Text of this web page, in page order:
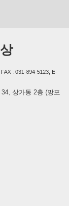
: 031-894-5123, E-
상가동 2층 (망포